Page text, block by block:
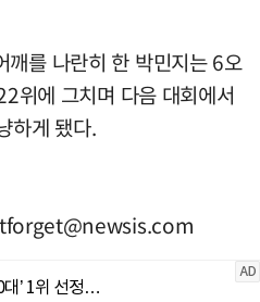
를 나란히 한 박민지는 6오
위에 그치며 다음 대회에서
하게 됐다.